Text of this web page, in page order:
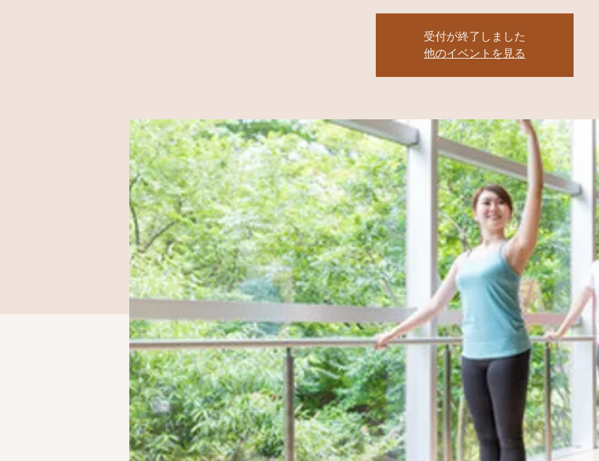
受付が終了しました
他のイベントを見る